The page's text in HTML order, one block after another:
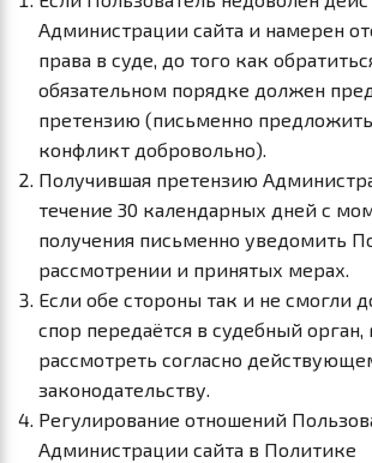
Администрации сайта и намерен
права в суде, до того как
обязательном порядке должен
претензию (письменно
конфликт добровольно).
Получившая претензию
течение 30 календарных дней с
получения письменно уведомить
рассмотрении и принятых мерах.
Если обе стороны так и не смогли
спор передаётся в судебный
рассмотреть согласно
законодательству.
Регулирование отношений
Администрации сайта в Политике